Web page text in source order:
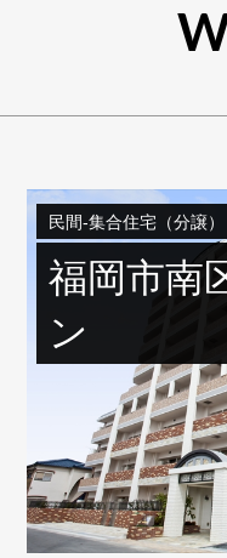
民間‐集合住宅（分譲）
福岡市南
ン